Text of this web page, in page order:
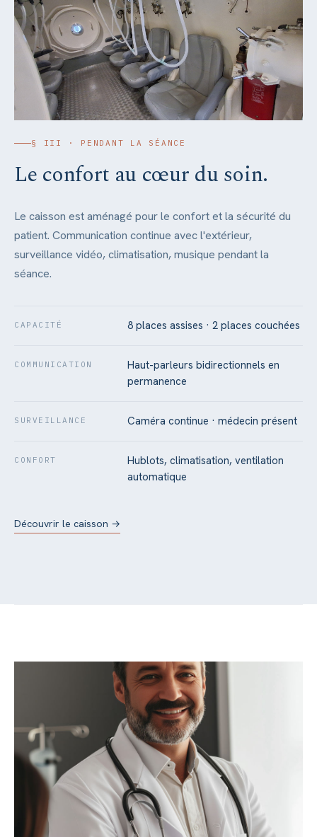
§ III · PENDANT LA SÉANCE
Le confort au cœur du soin.
Le caisson est aménagé pour le confort et la sécurité du
patient. Communication continue avec l'extérieur,
surveillance vidéo, climatisation, musique pendant la
séance.
CAPACITÉ 8 places assises · 2 places couchées
COMMUNICATION
Haut-parleurs bidirectionnels en
permanence
SURVEILLANCE Caméra continue · médecin présent
CONFORT
Hublots, climatisation, ventilation
automatique
Découvrir le caisson →